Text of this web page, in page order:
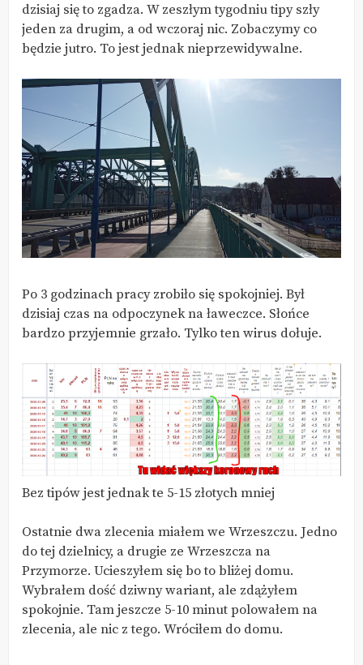
dzisiaj się to zgadza. W zeszłym tygodniu tipy szły
jeden za drugim, a od wczoraj nic. Zobaczymy co
będzie jutro. To jest jednak nieprzewidywalne.
Po 3 godzinach pracy zrobiło się spokojniej. Był
dzisiaj czas na odpoczynek na ławeczce. Słońce
bardzo przyjemnie grzało. Tylko ten wirus dołuje.
Bez tipów jest jednak te 5-15 złotych mniej
Ostatnie dwa zlecenia miałem we Wrzeszczu. Jedno
do tej dzielnicy, a drugie ze Wrzeszcza na
Przymorze. Ucieszyłem się bo to bliżej domu.
Wybrałem dość dziwny wariant, ale zdążyłem
spokojnie. Tam jeszcze 5-10 minut polowałem na
zlecenia, ale nic z tego. Wróciłem do domu.